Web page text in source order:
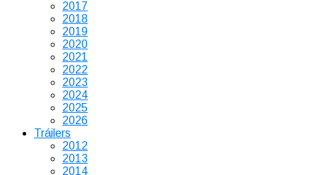
2017
2018
2019
2020
2021
2022
2023
2024
2025
2026
Tráilers
2012
2013
2014